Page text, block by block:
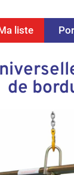
liste
de